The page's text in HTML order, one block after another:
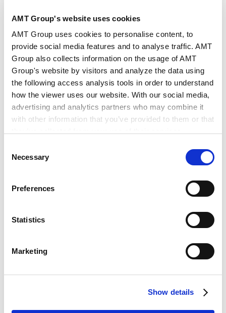
AMT Group's website uses cookies
AMT Group uses cookies to personalise content, to
provide social media features and to analyse traffic. AMT
Group also collects information on the usage of AMT
Group's website by visitors and analyze the data using
the following access analysis tools in order to understand
how the viewer uses our website. With our social media,
advertising and analytics partners who may combine it
with other information that you’ve provided to them or that
Google Analytics, Google Search Console
Marketo
link]
HubSpot
Selection
Necessary
Preferences
Statistics
Marketing
Show details
田中 收
Osamu Tanaka
东京
宫野 勉
Tsutomu Miyano
东京
合伙人律师
合伙人律师